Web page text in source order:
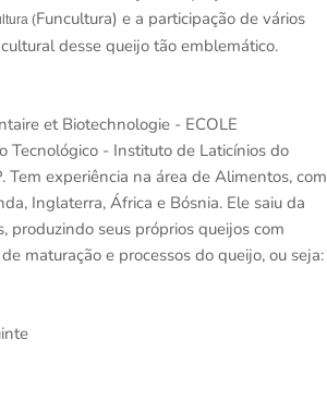
(Funcultura) e a participação de vários
desse queijo tão emblemático.
et Biotechnologie - ECOLE
Tecnológico - Instituto de Laticínios do
experiência na área de Alimentos, com
Inglaterra, África e Bósnia. Ele saiu da
produzindo seus próprios queijos com
maturação e processos do queijo, ou seja: